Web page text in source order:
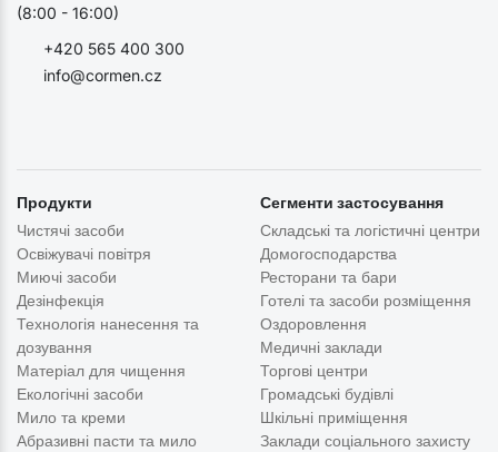
info@cormen.cz
+420 565 400 300
(8:00 - 16:00)
Продукти
Чистячі засоби
Освіжувачі повітря
Миючі засоби
Дезінфекція
Технологія нанесення та
дозування
Матеріал для чищення
Екологічні засоби
Мило та креми
Абразивні пасти та мило
Сегменти застосування
Складські та логістичні центри
Домогосподарства
Ресторани та бари
Готелі та засоби розміщення
Оздоровлення
Медичні заклади
Торгові центри
Громадські будівлі
Шкільні приміщення
Заклади соціального захисту